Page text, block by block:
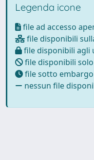
Legenda icone
file ad accesso
file disponibili
file disponibili agli
file disponibili
file sotto embargo
nessun file